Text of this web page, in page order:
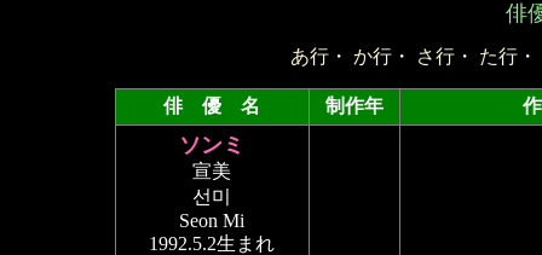
俳
あ行 ・ か行 ・ さ行 ・ た行 ・
俳 優 名 制作年
ソンミ
宣美
선미
Seon Mi
1992.5.2生まれ